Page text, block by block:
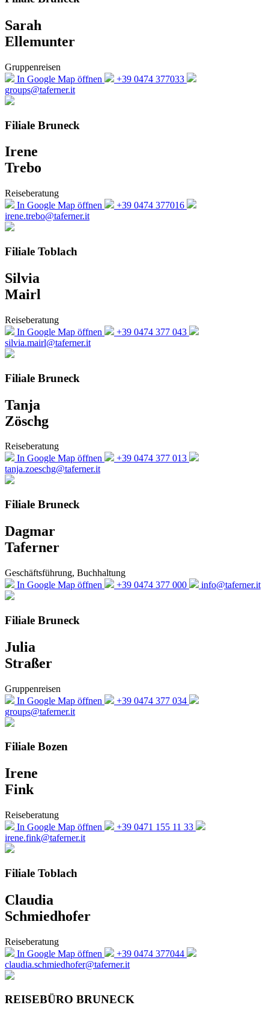
Sarah
Ellemunter
Gruppenreisen
In Google Map öffnen
+39 0474 377033
groups@taferner.it
Filiale Bruneck
Irene
Trebo
Reiseberatung
In Google Map öffnen
+39 0474 377016
irene.trebo@taferner.it
Filiale Toblach
Silvia
Mairl
Reiseberatung
In Google Map öffnen
+39 0474 377 043
silvia.mairl@taferner.it
Filiale Bruneck
Tanja
Zöschg
Reiseberatung
In Google Map öffnen
+39 0474 377 013
tanja.zoeschg@taferner.it
Filiale Bruneck
Dagmar
Taferner
Geschäftsführung, Buchhaltung
In Google Map öffnen
+39 0474 377 000 info@taferner.it
Filiale Bruneck
Julia
Straßer
Gruppenreisen
In Google Map öffnen
+39 0474 377 034
groups@taferner.it
Filiale Bozen
Irene
Fink
Reiseberatung
In Google Map öffnen
+39 0471 155 11 33
irene.fink@taferner.it
Filiale Toblach
Claudia
Schmiedhofer
Reiseberatung
In Google Map öffnen
+39 0474 377044
claudia.schmiedhofer@taferner.it
REISEBÜRO BRUNECK